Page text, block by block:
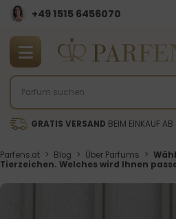
+49 1515 6456070
GRATIS VERSAND BEIM EINKAUF
Parfens.at > Blog > Über Parfums >
Tierzeichen. Welches wird Ihnen